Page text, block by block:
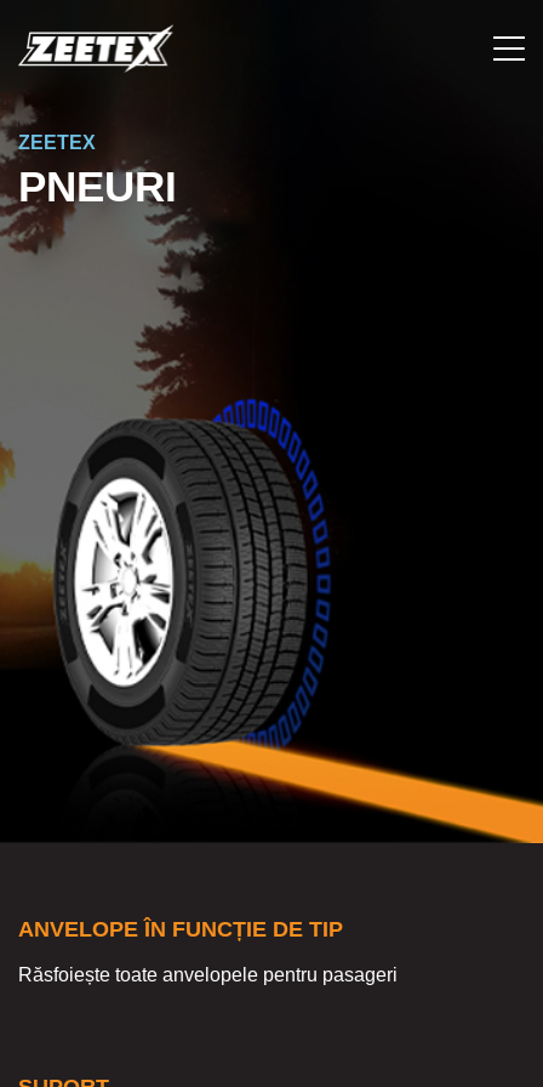
ZEETEX
PNEURI
ANVELOPE ÎN FUNCȚIE DE TIP
Răsfoiește toate anvelopele pentru pasageri